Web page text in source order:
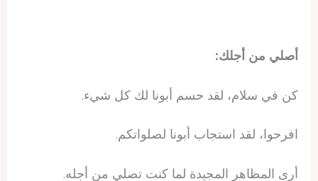
أصلي من أجلك:
كن في سلام، لقد حسم أبونا لك كل شيء.
افرحوا، لقد استجاب أبونا لصلواتكم.
أرى المظاهر المجيدة لما كنت تصلي من أجله.